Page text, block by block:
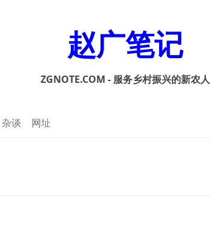
赵广笔记
ZGNOTE.COM - 服务乡村振兴的新农人
杂谈 网址